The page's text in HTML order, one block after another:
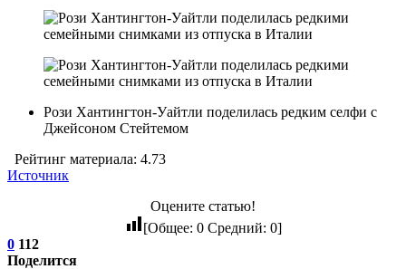
Рози Хантингтон-Уайтли поделилась редким селфи с
Джейсоном Стейтемом
Рейтинг материала: 4.73
Источник
Оцените статью!
[Общее: 0Средний: 0]
0 112
Поделится